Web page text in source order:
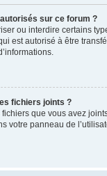
sur ce forum ?
ou interdire certains
est autorisé à être
fichiers joints ?
que vous avez
votre panneau de